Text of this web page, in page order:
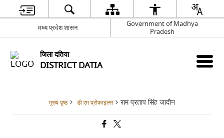
मध्य प्रदेश शासन
Government of Madhya
Pradesh
जिला दतिया
DISTRICT DATIA
मुख्य पृष्ठ डी एम प्रोफाइल्स राम प्रताप सिंह जादौन